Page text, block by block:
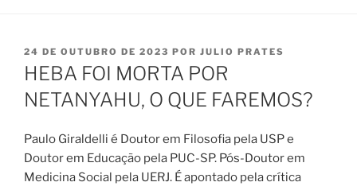
PUBLICADO
EM
24 DE OUTUBRO DE 2023 POR JULIO PRATES
HEBA FOI MORTA POR
NETANYAHU, O QUE FAREMOS?
Paulo Giraldelli é Doutor em Filosofia pela USP e
Doutor em Educação pela PUC-SP. Pós-Doutor em
Medicina Social pela UERJ. É apontado pela crítica